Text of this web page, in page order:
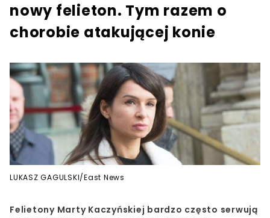
nowy felieton. Tym razem o
chorobie atakującej konie
LUKASZ GAGULSKI/East News
Felietony Marty Kaczyńskiej bardzo często serwują